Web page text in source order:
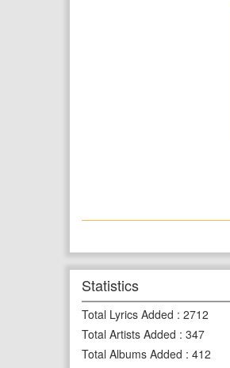
Statistics
Total Lyrics Added : 2712
Total Artists Added : 347
Total Albums Added : 412